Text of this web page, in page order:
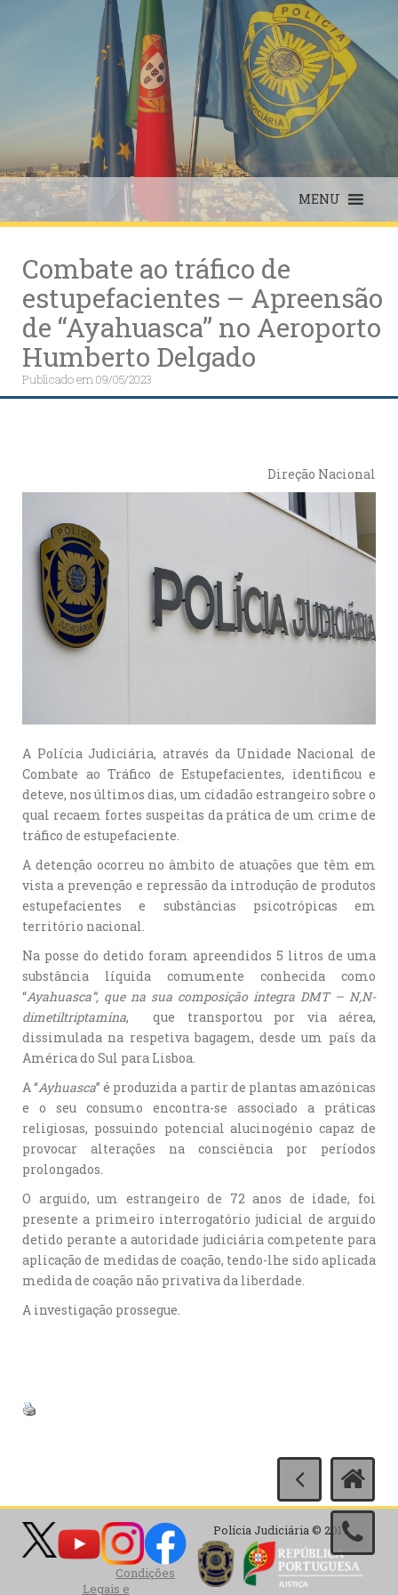
MENU
Combate ao tráfico de
estupefacientes – Apreensão
de “Ayahuasca” no Aeroporto
Humberto Delgado
Publicado em09/05/2023
Direção Nacional
A Polícia Judiciária, através da Unidade Nacional de
Combate ao Tráfico de Estupefacientes, identificou e
deteve, nos últimos dias, um cidadão estrangeiro sobre o
qual recaem fortes suspeitas da prática de um crime de
tráfico de estupefaciente.
A detenção ocorreu no âmbito de atuações que têm em
vista a prevenção e repressão da introdução de produtos
estupefacientes e substâncias psicotrópicas em
território nacional.
Na posse do detido foram apreendidos 5 litros de uma
substância líquida comumente conhecida como
“Ayahuasca”, que na sua composição integra DMT – N,N-
dimetiltriptamina, que transportou por via aérea,
dissimulada na respetiva bagagem, desde um país da
América do Sul para Lisboa.
A “Ayhuasca” é produzida a partir de plantas amazónicas
e o seu consumo encontra-se associado a práticas
religiosas, possuindo potencial alucinogénio capaz de
provocar alterações na consciência por períodos
prolongados.
O arguido, um estrangeiro de 72 anos de idade, foi
presente a primeiro interrogatório judicial de arguido
detido perante a autoridade judiciária competente para
aplicação de medidas de coação, tendo-lhe sido aplicada
medida de coação não privativa da liberdade.
A investigação prossegue.
Polícia Judiciária © 2017
Condições
Legais e